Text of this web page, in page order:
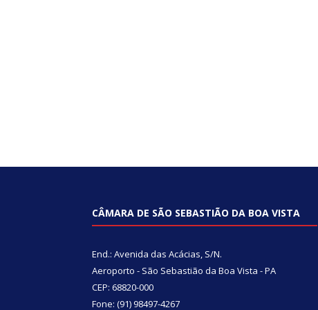
CÂMARA DE SÃO SEBASTIÃO DA BOA VISTA
End.: Avenida das Acácias, S/N.
Aeroporto - São Sebastião da Boa Vista - PA
CEP: 68820-000
Fone: (91) 98497-4267